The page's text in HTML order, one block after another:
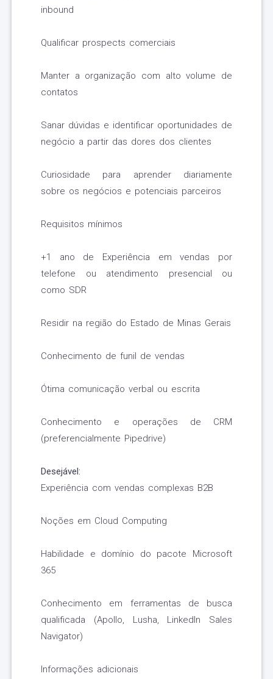
inbound
Qualificar prospects comerciais
Manter a organização com alto volume de
contatos
Sanar dúvidas e identificar oportunidades de
negócio a partir das dores dos clientes
Curiosidade para aprender diariamente
sobre os negócios e potenciais parceiros
Requisitos mínimos
+1 ano de Experiência em vendas por
telefone ou atendimento presencial ou
como SDR
Residir na região do Estado de Minas Gerais
Conhecimento de funil de vendas
Ótima comunicação verbal ou escrita
Conhecimento e operações de CRM
(preferencialmente Pipedrive)
Desejável:
Experiência com vendas complexas B2B
Noções em Cloud Computing
Habilidade e domínio do pacote Microsoft
365
Conhecimento em ferramentas de busca
qualificada (Apollo, Lusha, LinkedIn Sales
Navigator)
Informações adicionais